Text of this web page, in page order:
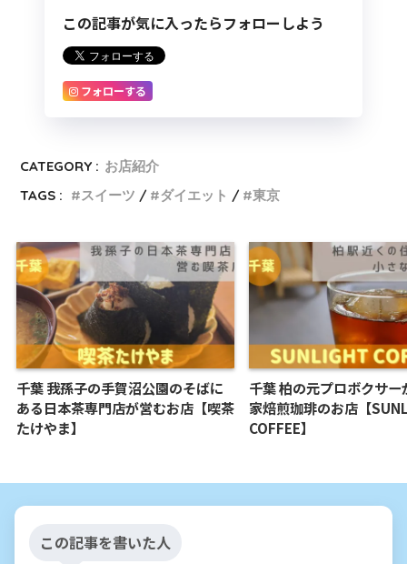
この記事が気に入ったらフォローしよう
フォローする
CATEGORY : お店紹介
TAGS :
スイーツ ダイエット 東京
千葉 我孫子の手賀沼公園のそばに
ある日本茶専門店が営むお店【喫茶
たけやま】
千葉 柏の元プロボクサー
家焙煎珈琲のお店【
COFFEE】
この記事を書いた人